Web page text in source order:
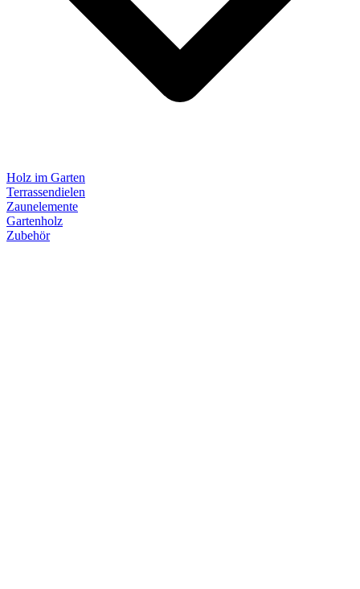
Holz im Garten
Terrassendielen
Zaunelemente
Gartenholz
Zubehör